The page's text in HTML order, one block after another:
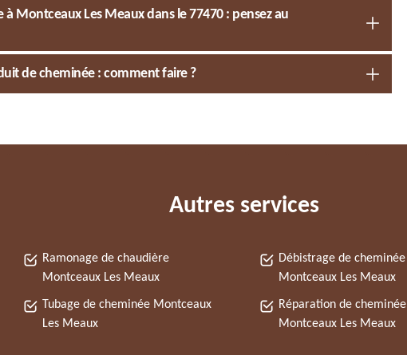
Montceaux Les Meaux dans le 77470 : pensez au
de cheminée : comment faire ?
Autres services
Ramonage de chaudière
Montceaux Les Meaux
Tubage de cheminée Montceaux
Les Meaux
Débistrage de cheminée
Montceaux Les Meaux
Réparation de cheminée
Montceaux Les Meaux